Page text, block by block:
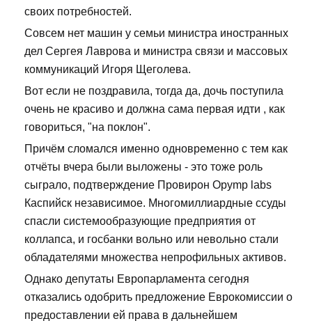
своих потребностей.
Совсем нет машин у семьи министра иностранных
дел Сергея Лаврова и министра связи и массовых
коммуникаций Игоря Щеголева.
Вот если не поздравила, тогда да, дочь поступила
очень не красиво и должна сама первая идти , как
говориться, "на поклон".
Причём сломался именно одновременно с тем как
отчёты вчера были выложены - это тоже роль
сыграло, подтверждение Провирон Opymp labs
Каспийск независимое. Многомиллиардные ссуды
спасли системообразующие предприятия от
коллапса, и госбанки вольно или невольно стали
обладателями множества непрофильных активов.
Однако депутаты Европарламента сегодня
отказались одобрить предложение Еврокомиссии о
предоставлении ей права в дальнейшем